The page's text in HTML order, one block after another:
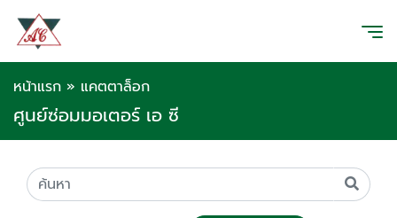
หน้าแรก » แคตตาล็อก
ศูนย์ซ่อมมอเตอร์ เอ ซี